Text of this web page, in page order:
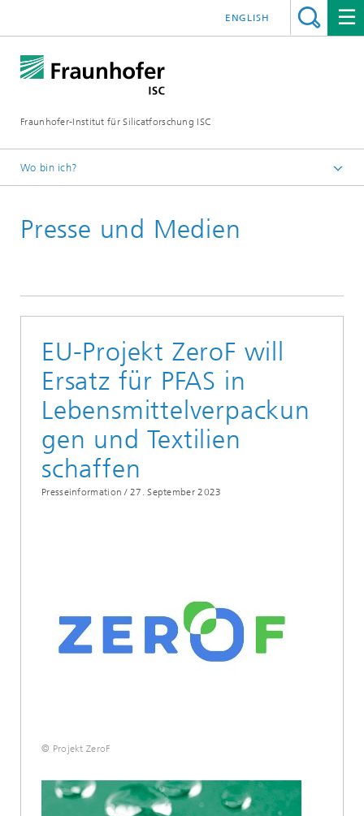
Fraunhofer-Institut für Silicatforschung ISC
ENGLISH
Wo bin ich?
Presse und Medien
Presse und Medien
EU-Projekt ZeroF will
Ersatz für PFAS in
Lebensmittelverpackun
gen und Textilien
schaffen
Presseinformation / 27. September 2023
© Projekt ZeroF